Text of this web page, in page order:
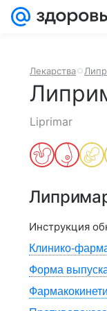
Лекарства
Liprimar
Инструкция
Клинико-
Форма